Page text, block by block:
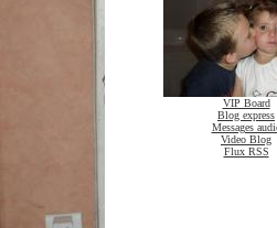
VIP Board
Blog express
Messages
Video Blog
Flux RSS